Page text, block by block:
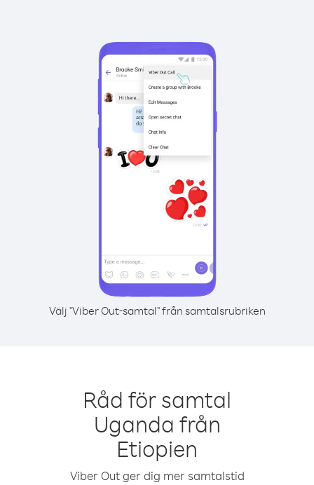
Välj "Viber Out-samtal" från samtalsrubriken
Råd för samtal
Uganda från
Etiopien
Viber Out ger dig mer samtalstid